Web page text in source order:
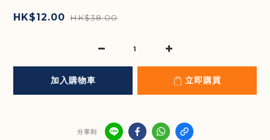
HK$12.00 HK$38.00
加入購物車 立即購買
分享到